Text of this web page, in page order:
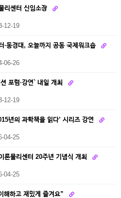
리센터 신임소장
12-19
·동경대, 오늘까지 공동 국제워크숍
06-26
포럼·강연` 내일 개최
12-19
년의 과학책을 읽다’ 시리즈 강연
04-25
론물리센터 20주년 기념식 개최
04-25
해하고 재밌게 즐겨요”